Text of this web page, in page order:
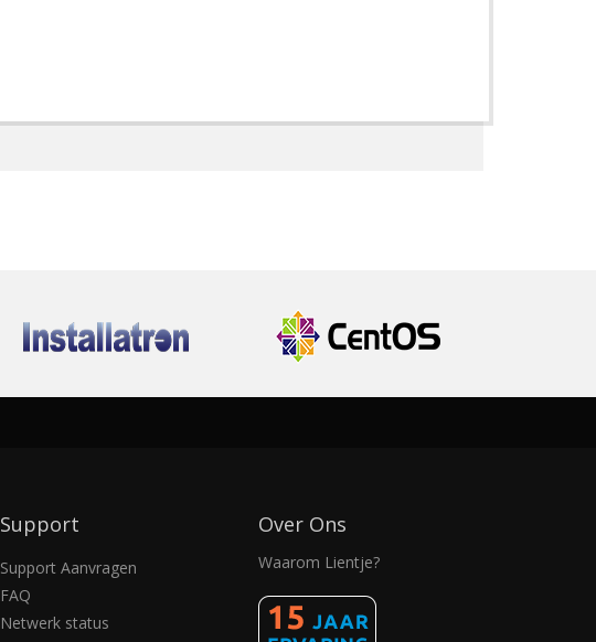
Support
Support Aanvragen
FAQ
Netwerk status
Over Ons
Waarom Lientje?